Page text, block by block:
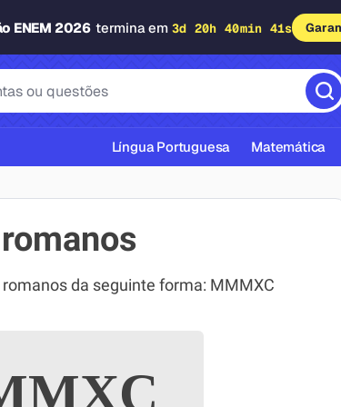
ENEM 2026 termina em 3d 20h 40min 40s
ABNT
Língua Portuguesa Matemática
da seguinte forma: MMMXC